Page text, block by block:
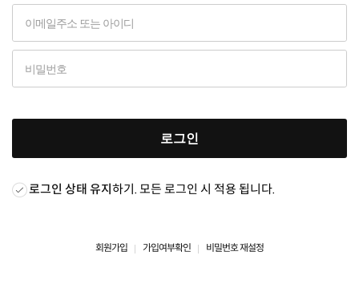
로그인
로그인 상태 유지하기. 모든 로그인 시 적용 됩니다.
회원가입 가입여부확인 비밀번호 재설정